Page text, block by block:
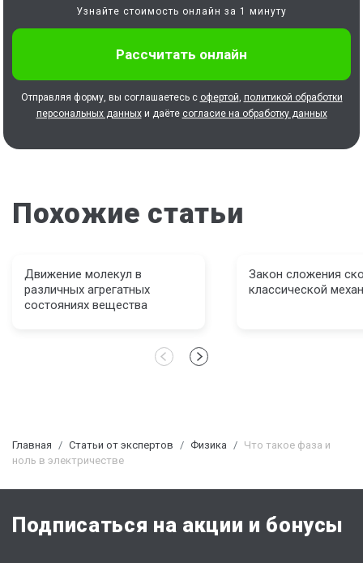
Узнайте стоимость онлайн за 1 минуту
Отправляя форму, вы соглашаетесь с офертой, политикой обработки
персональных данныхи даёте согласие на обработку данных
Похожие статьи
Движение молекул в
различных агрегатных
состояниях вещества
Закон сложения
классической
Главная Статьи от экспертов Физика
Что такое фаза и
ноль в электричестве
Подписаться на акции и бонусы